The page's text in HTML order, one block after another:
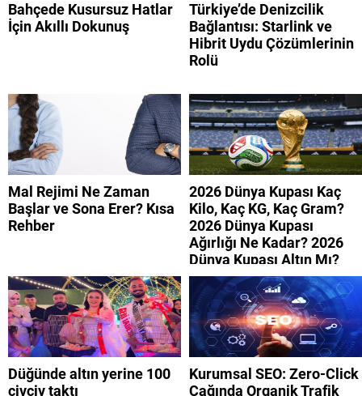
Bahçede Kusursuz Hatlar
İçin Akıllı Dokunuş
Türkiye’de Denizcilik
Bağlantısı: Starlink ve
Hibrit Uydu Çözümlerinin
Rolü
Mal Rejimi Ne Zaman
Başlar ve Sona Erer? Kısa
Rehber
2026 Dünya Kupası Kaç
Kilo, Kaç KG, Kaç Gram?
2026 Dünya Kupası
Ağırlığı Ne Kadar? 2026
Dünya Kupası Altın Mı?
Düğünde altın yerine 100
civciv taktı
Kurumsal SEO: Zero-Click
Çağında Organik Trafik